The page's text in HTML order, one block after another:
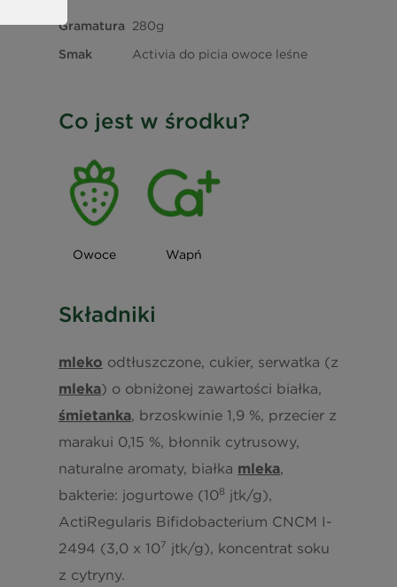
Gramatura 280g
Smak
Activia do picia owoce leśne
Co jest w środku?
Owoce Wapń
Składniki
mleko odtłuszczone, cukier, serwatka (z
mleka) o obniżonej zawartości białka,
śmietanka, brzoskwinie 1,9 %, przecier z
marakui 0,15 %, błonnik cytrusowy,
naturalne aromaty, białka mleka,
bakterie: jogurtowe (108 jtk/g),
ActiRegularis Bifidobacterium CNCM I-
2494 (3,0 x 107 jtk/g), koncentrat soku
z cytryny.